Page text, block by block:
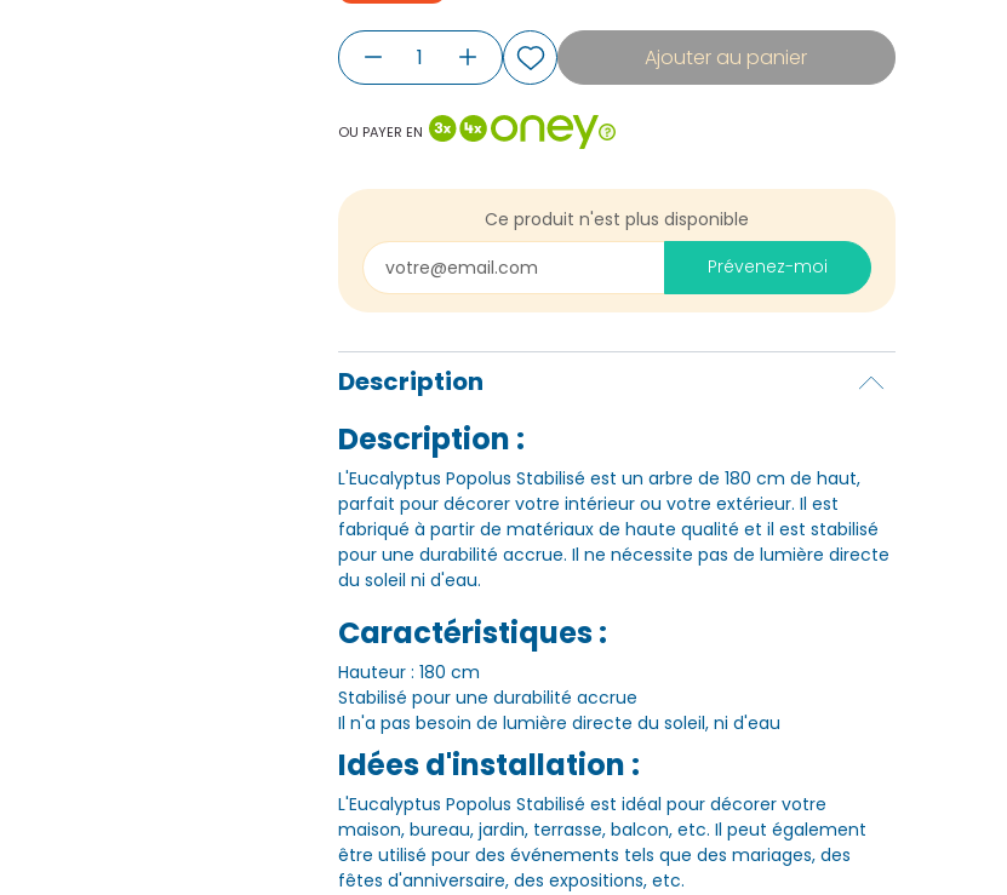
Ajouter au panier
OU PAYER EN
Ce produit n'est plus disponible
Prévenez-moi
Description
Description :
L'Eucalyptus Popolus Stabilisé est un arbre de 180 cm de haut,
parfait pour décorer votre intérieur ou votre extérieur. Il est
fabriqué à partir de matériaux de haute qualité et il est stabilisé
pour une durabilité accrue. Il ne nécessite pas de lumière directe
du soleil ni d'eau.
Caractéristiques :
Hauteur : 180 cm
Stabilisé pour une durabilité accrue
Il n'a pas besoin de lumière directe du soleil, ni d'eau
Idées d'installation :
L'Eucalyptus Popolus Stabilisé est idéal pour décorer votre
maison, bureau, jardin, terrasse, balcon, etc. Il peut également
être utilisé pour des événements tels que des mariages, des
fêtes d'anniversaire, des expositions, etc.